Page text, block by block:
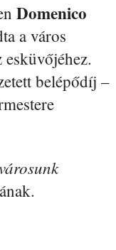
Domenico
a város
esküvőjéhez.
belépődíj –